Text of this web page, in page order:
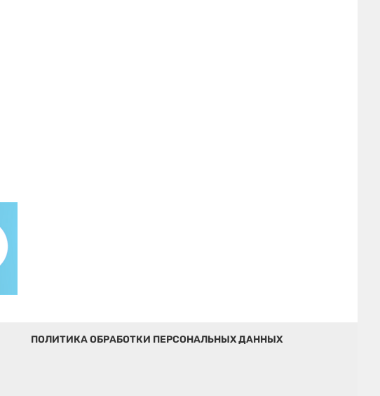
ПОЛИТИКА ОБРАБОТКИ ПЕРСОНАЛЬНЫХ ДАННЫХ